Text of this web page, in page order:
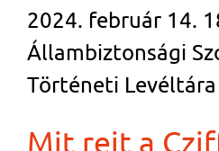
2024. február 14.
Állambiztonsági
Történeti Levéltára
Mit rejt a